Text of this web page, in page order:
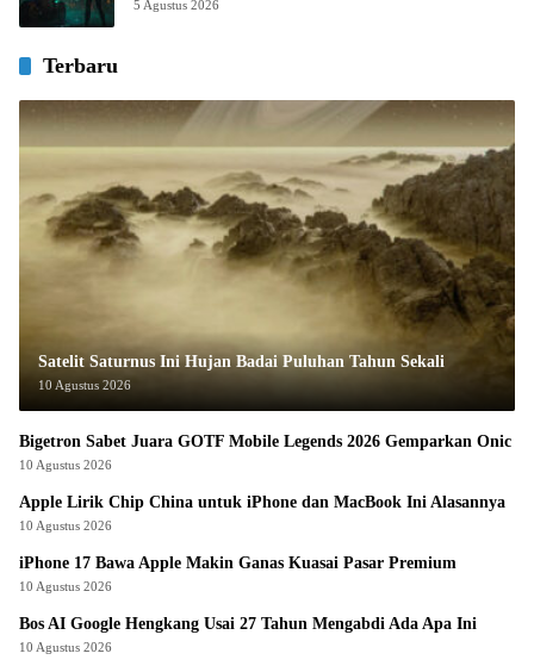
5 Agustus 2026
Terbaru
Satelit Saturnus Ini Hujan Badai Puluhan Tahun Sekali
10 Agustus 2026
Bigetron Sabet Juara GOTF Mobile Legends 2026 Gemparkan Onic
10 Agustus 2026
Apple Lirik Chip China untuk iPhone dan MacBook Ini Alasannya
10 Agustus 2026
iPhone 17 Bawa Apple Makin Ganas Kuasai Pasar Premium
10 Agustus 2026
Bos AI Google Hengkang Usai 27 Tahun Mengabdi Ada Apa Ini
10 Agustus 2026